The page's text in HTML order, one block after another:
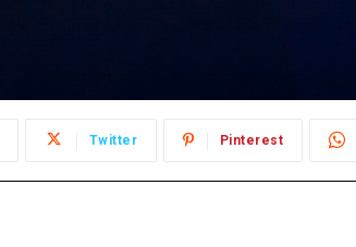
Twitter Pinterest